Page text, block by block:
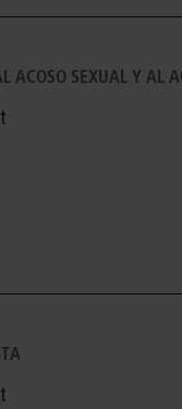
ACOSO SEXUAL Y AL